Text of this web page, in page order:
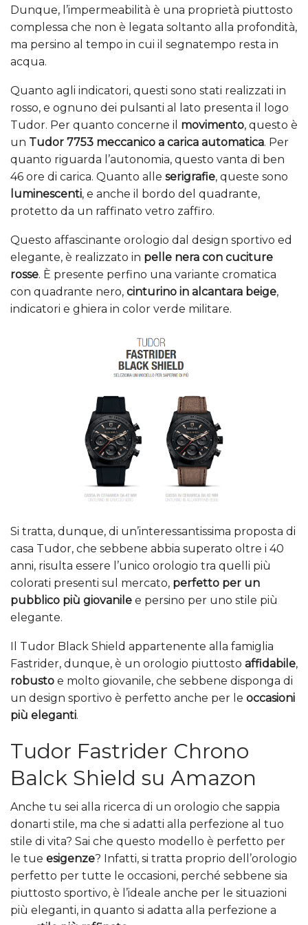
Dunque, l’impermeabilità è una proprietà piuttosto
complessa che non è legata soltanto alla profondità,
ma persino al tempo in cui il segnatempo resta in
acqua.
Quanto agli indicatori, questi sono stati realizzati in
rosso, e ognuno dei pulsanti al lato presenta il logo
Tudor. Per quanto concerne il movimento, questo è
un Tudor 7753 meccanico a carica automatica. Per
quanto riguarda l’autonomia, questo vanta di ben
46 ore di carica. Quanto alle serigrafie, queste sono
luminescenti, e anche il bordo del quadrante,
protetto da un raffinato vetro zaffiro.
Questo affascinante orologio dal design sportivo ed
elegante, è realizzato in pelle nera con cuciture
rosse. È presente perfino una variante cromatica
con quadrante nero, cinturino in alcantara beige,
indicatori e ghiera in color verde militare.
Si tratta, dunque, di un’interessantissima proposta di
casa Tudor, che sebbene abbia superato oltre i 40
anni, risulta essere l’unico orologio tra quelli più
colorati presenti sul mercato, perfetto per un
pubblico più giovanile e persino per uno stile più
elegante.
Il Tudor Black Shield appartenente alla famiglia
Fastrider, dunque, è un orologio piuttosto affidabile,
robusto e molto giovanile, che sebbene disponga di
un design sportivo è perfetto anche per le occasioni
più eleganti.
Tudor Fastrider Chrono
Balck Shield su Amazon
Anche tu sei alla ricerca di un orologio che sappia
donarti stile, ma che si adatti alla perfezione al tuo
stile di vita? Sai che questo modello è perfetto per
le tue esigenze? Infatti, si tratta proprio dell’orologio
perfetto per tutte le occasioni, perché sebbene sia
piuttosto sportivo, è l’ideale anche per le situazioni
più eleganti, in quanto si adatta alla perfezione a